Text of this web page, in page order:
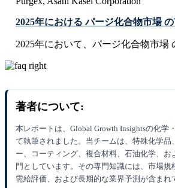
2025年における パージ化合物市場
2025年において、パージ化合物市場
著者について:
本レポートは、Global Growth Insightsの化学
て執筆されました。当チームは、特殊化学品
ー、コーティング、複合材料、石油化学、お
門としています。その専門知識には、市場規
需給評価、および長期的な業界予測が含まれ